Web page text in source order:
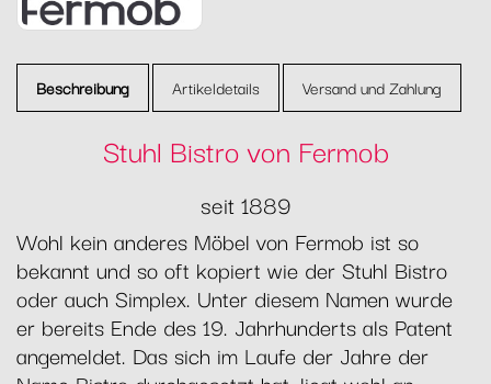
Beschreibung Artikeldetails Versand und Zahlung
Stuhl Bistro von Fermob
seit 1889
Wohl kein anderes Möbel von Fermob ist so
bekannt und so oft kopiert wie der Stuhl Bistro
oder auch Simplex. Unter diesem Namen wurde
er bereits Ende des 19. Jahrhunderts als Patent
angemeldet. Das sich im Laufe der Jahre der